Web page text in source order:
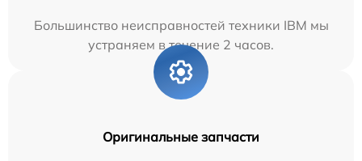
Большинство неисправностей техники IBM мы
устраняем в течение 2 часов.
Оригинальные запчасти